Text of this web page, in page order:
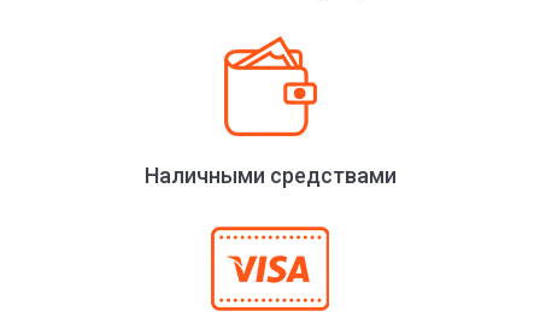
Наличными средствами